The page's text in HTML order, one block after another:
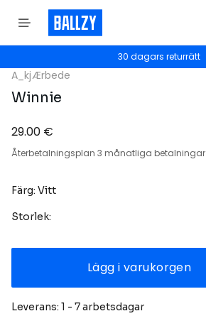
30 dagars returrätt
A_kjÆrbede
Winnie
29.00 €
Återbetalningsplan 3 månatliga betalningar
Färg: Vitt
Storlek:
Lägg i varukorgen
Leverans: 1 - 7 arbetsdagar